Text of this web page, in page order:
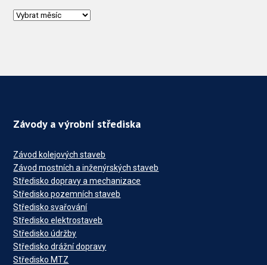
Závody a výrobní střediska
Závod kolejových staveb
Závod mostních a inženýrských staveb
Středisko dopravy a mechanizace
Středisko pozemních staveb
Středisko svařování
Středisko elektrostaveb
Středisko údržby
Středisko drážní dopravy
Středisko MTZ